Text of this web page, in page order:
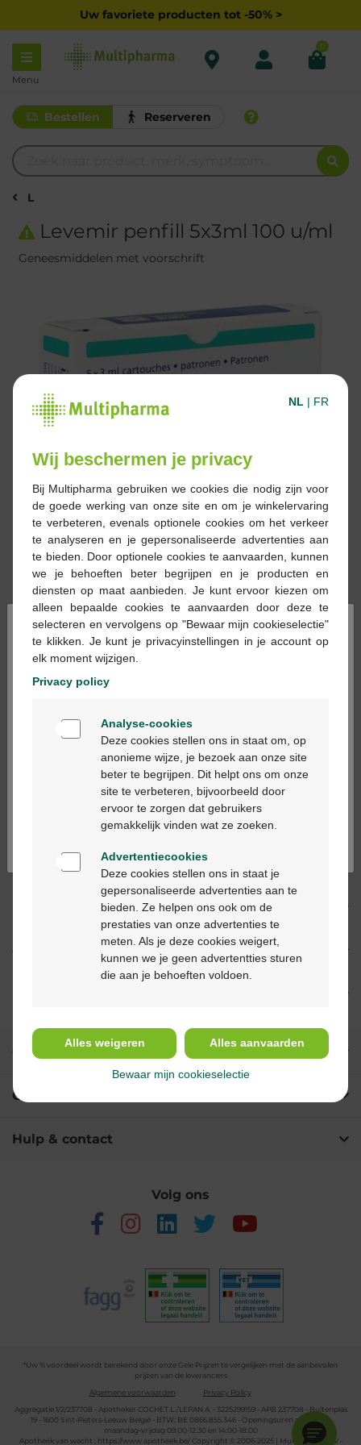
Uw favoriete producten tot -50% >
Menu
0
Bestellen Reserveren
L
Levemir penfill 5x3ml 100 u/ml
Geneesmiddelen met voorschrift
Bestellen Reserveren
Geneesmiddelen met voorschrift kunnen
medisch voorschrift worden verstrekt.
Productbeschrijving
Eigenschappen
Onze diensten
Over Multipharma
Hulp & contact
Volg ons
*Uw % voordeel wordt berekend door onze Gele Prijzen te vergelijken met de aanbevolen
prijzen van de leveranciers
Algemene voorwaarden
Privacy Policy
Aggregatie 1/2/237708 - Apotheker COCHET L./LEPAN A. - 3225299159 - APB 237708 - Buitenplas
19 - 1600 Sint-Pieters-Leeuw België - BTW: BE 0866.855.346 - Openingsuren apotheek:
maandag-vrijdag 09:00-12:30 en 14:00-18:00
Apotheek van wacht :
https://www.apotheek.be/Copyright © 2006-2025 | Multipharma CV -
×
Bienvenue
Ga verder in het nederlands
Continuez en français
NL | FR
Wij beschermen je privacy
Bij Multipharma gebruiken we cookies die nodig zijn voor
de goede werking van onze site en om je winkelervaring
te verbeteren, evenals optionele cookies om het verkeer
te analyseren en je gepersonaliseerde advertenties aan
te bieden. Door optionele cookies te aanvaarden, kunnen
we je behoeften beter begrijpen en je producten en
diensten op maat aanbieden. Je kunt ervoor kiezen om
alleen bepaalde cookies te aanvaarden door deze te
selecteren en vervolgens op "Bewaar mijn cookieselectie"
te klikken. Je kunt je privacyinstellingen in je account op
elk moment wijzigen.
Privacy policy
Analyse-cookies
Deze cookies stellen ons in staat om, op
anonieme wijze, je bezoek aan onze site
beter te begrijpen. Dit helpt ons om onze
site te verbeteren, bijvoorbeeld door
ervoor te zorgen dat gebruikers
gemakkelijk vinden wat ze zoeken.
Advertentiecookies
Deze cookies stellen ons in staat je
gepersonaliseerde advertenties aan te
bieden. Ze helpen ons ook om de
prestaties van onze advertenties te
meten. Als je deze cookies weigert,
kunnen we je geen advertentties sturen
die aan je behoeften voldoen.
Alles weigeren Alles aanvaarden
Bewaar mijn cookieselectie